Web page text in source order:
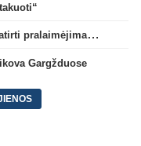
Lietuvos klubų pasirodymai Europoje: patirti pralaimėjimai Kroatijos atstovams
Gargžduose